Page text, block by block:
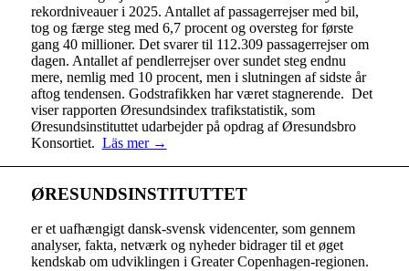
rekordniveauer i 2025. Antallet af passagerrejser med bil,
tog og færge steg med 6,7 procent og oversteg for første
gang 40 millioner. Det svarer til 112.309 passagerrejser om
dagen. Antallet af pendlerrejser over sundet steg endnu
mere, nemlig med 10 procent, men i slutningen af sidste år
aftog tendensen. Godstrafikken har været stagnerende. Det
viser rapporten Øresundsindex trafikstatistik, som
Øresundsinstituttet udarbejder på opdrag af Øresundsbro
Konsortiet. Läs mer →
ØRESUNDSINSTITUTTET
er et uafhængigt dansk-svensk videncenter, som gennem
analyser, fakta, netværk og nyheder bidrager til et øget
kendskab om udviklingen i Greater Copenhagen-regionen.